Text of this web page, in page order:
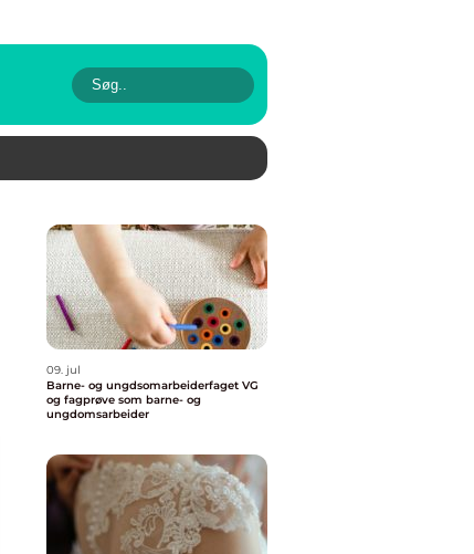
09. jul
Barne- og ungdsomarbeiderfaget VG
og fagprøve som barne- og
ungdomsarbeider